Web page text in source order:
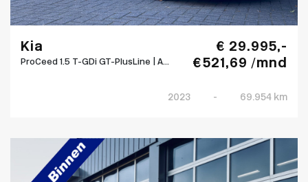
Kia
ProCeed 1.5 T-GDi GT-PlusLine | A...
€ 29.995,-
€ 521,69 /mnd
2023 - 69.954 km